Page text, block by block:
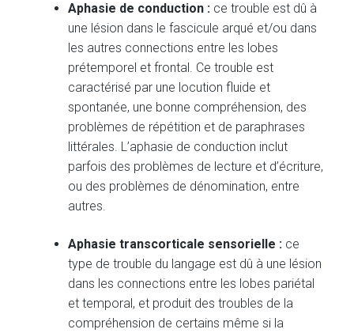
Aphasie de conduction : ce trouble est dû à
une lésion dans le fascicule arqué et/ou dans
les autres connections entre les lobes
prétemporel et frontal. Ce trouble est
caractérisé par une locution fluide et
spontanée, une bonne compréhension, des
problèmes de répétition et de paraphrases
littérales. L’aphasie de conduction inclut
parfois des problèmes de lecture et d’écriture,
ou des problèmes de dénomination, entre
autres.
Aphasie transcorticale sensorielle : ce
type de trouble du langage est dû à une lésion
dans les connections entre les lobes pariétal
et temporal, et produit des troubles de la
compréhension de certains même si la